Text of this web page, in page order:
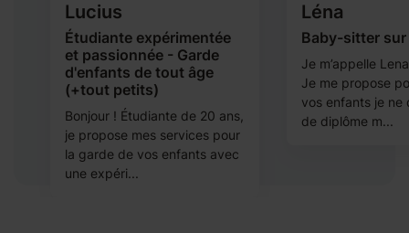
Lucius
Étudiante expérimentée
et passionnée - Garde
d'enfants de tout âge
(+tout petits)
Bonjour ! Étudiante de 20 ans,
je propose mes services pour
la garde de vos enfants avec
une expéri...
Léna
Baby-sitter
Je m’appelle
Je me propose
vos enfants je ne
de diplôme m...